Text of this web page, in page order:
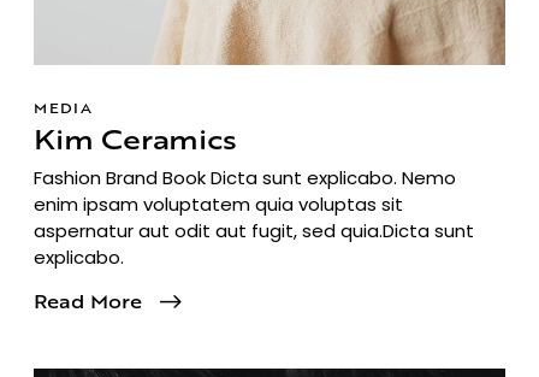
MEDIA
Kim Ceramics
Fashion Brand Book Dicta sunt explicabo. Nemo
enim ipsam voluptatem quia voluptas sit
aspernatur aut odit aut fugit, sed quia.Dicta sunt
explicabo.
Read More